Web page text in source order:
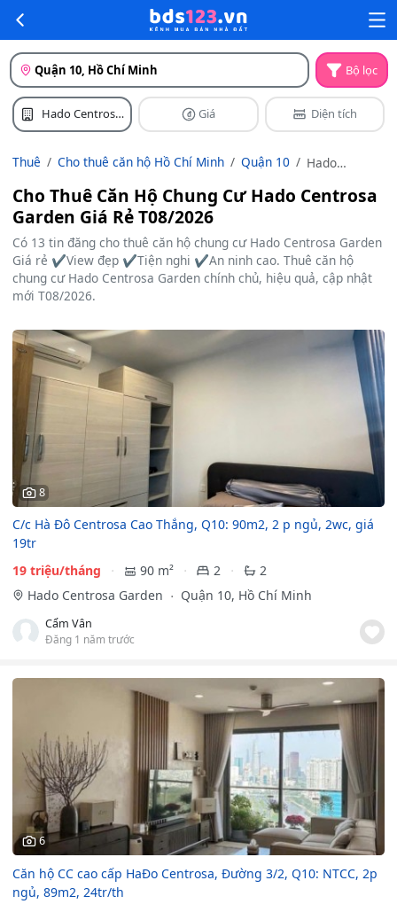
Quận 10, Hồ Chí Minh Bộ lọc
Hado Centrosa
Garden
Giá Diện tích
Thuê Cho thuê căn hộ Hồ Chí Minh Quận 10
Hado
Garden
Cho Thuê Căn Hộ Chung Cư Hado Centrosa
Garden Giá Rẻ T08/2026
Có 13 tin đăng cho thuê căn hộ chung cư Hado Centrosa Garden
Giá rẻ ✔️View đẹp ✔️Tiện nghi ✔️An ninh cao. Thuê căn hộ
chung cư Hado Centrosa Garden chính chủ, hiệu quả, cập nhật
mới T08/2026.
8
C/c Hà Đô Centrosa Cao Thắng, Q10: 90m2, 2 p ngủ, 2wc, giá
19tr
19 triệu/tháng
90 m² 2
2
Hado Centrosa Garden
Quận 10, Hồ Chí Minh
Cẩm Vân
Đăng 1 năm trước
6
Căn hộ CC cao cấp HaĐo Centrosa, Đường 3/2, Q10: NTCC, 2p
ngủ, 89m2, 24tr/th